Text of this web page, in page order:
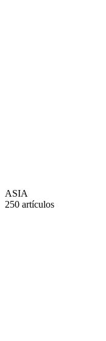
ASIA
250 artículos